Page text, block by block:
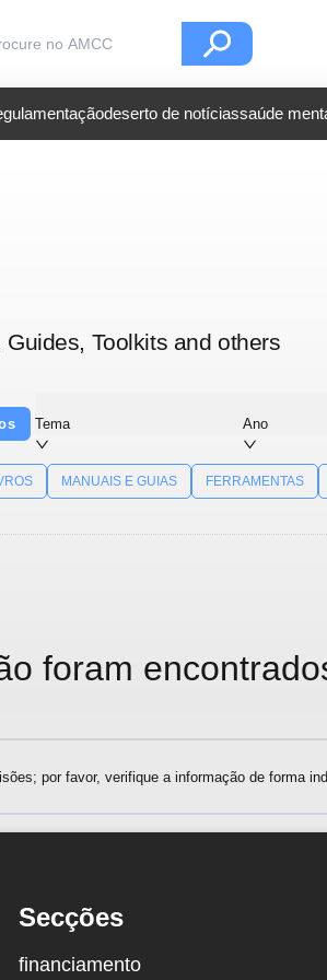
deserto de notíciassaúde
Toolkits and others
Tema Ano
MANUAIS E GUIAS FERRAMENTAS
foram
por favor, verifique a informação de forma
Secções
financiamento